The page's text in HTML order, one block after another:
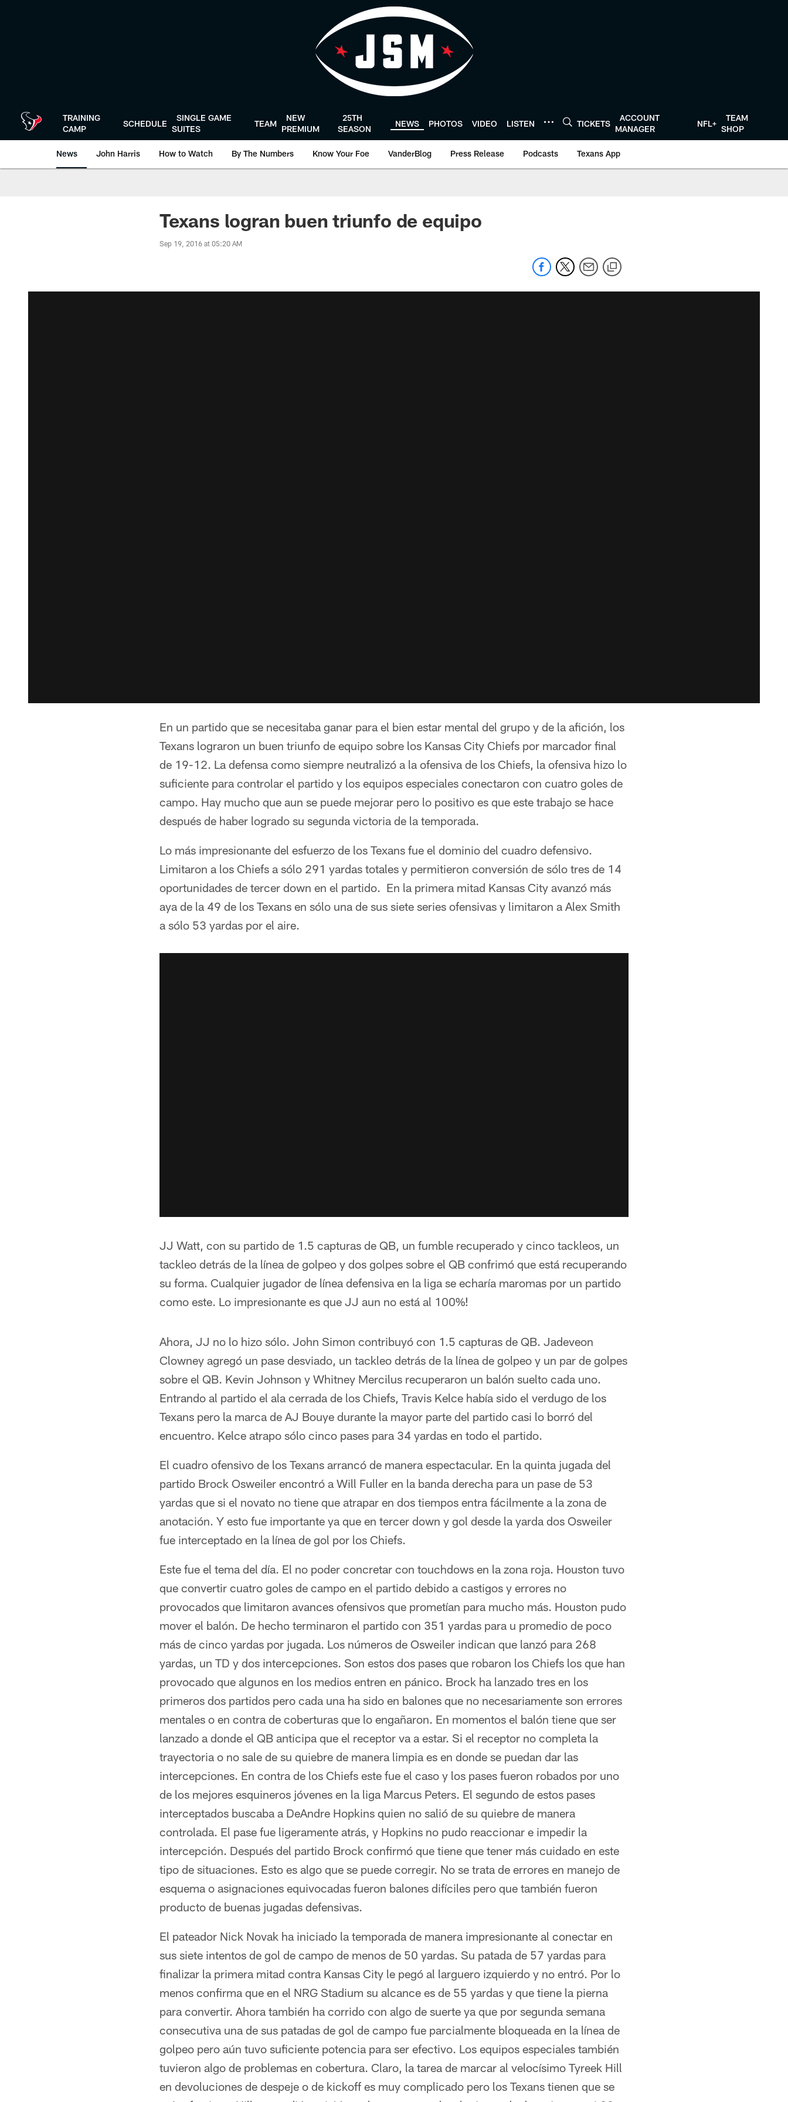
TRAINING
CAMP
SCHEDULE
SINGLE GAME
SUITES
TEAM
NEW
PREMIUM
25TH
SEASON
NEWS PHOTOS VIDEO LISTEN TICKETS
ACCOUNT
MANAGER
NFL+
TEAM
SHOP
News John Harris How to Watch By The Numbers Know Your Foe VanderBlog Press Release Podcasts Texans App
Texans logran buen triunfo de equipo
Sep 19, 2016 at 05:20 AM
En un partido que se necesitaba ganar para el bien estar mental del grupo y de la afición, los
Texans lograron un buen triunfo de equipo sobre los Kansas City Chiefs por marcador final
de 19-12. La defensa como siempre neutralizó a la ofensiva de los Chiefs, la ofensiva hizo lo
suficiente para controlar el partido y los equipos especiales conectaron con cuatro goles de
campo. Hay mucho que aun se puede mejorar pero lo positivo es que este trabajo se hace
después de haber logrado su segunda victoria de la temporada.
Lo más impresionante del esfuerzo de los Texans fue el dominio del cuadro defensivo.
Limitaron a los Chiefs a sólo 291 yardas totales y permitieron conversión de sólo tres de 14
oportunidades de tercer down en el partido. En la primera mitad Kansas City avanzó más
aya de la 49 de los Texans en sólo una de sus siete series ofensivas y limitaron a Alex Smith
a sólo 53 yardas por el aire.
JJ Watt, con su partido de 1.5 capturas de QB, un fumble recuperado y cinco tackleos, un
tackleo detrás de la línea de golpeo y dos golpes sobre el QB confrimó que está recuperando
su forma. Cualquier jugador de línea defensiva en la liga se echaría maromas por un partido
como este. Lo impresionante es que JJ aun no está al 100%!
Ahora, JJ no lo hizo sólo. John Simon contribuyó con 1.5 capturas de QB. Jadeveon
Clowney agregó un pase desviado, un tackleo detrás de la línea de golpeo y un par de golpes
sobre el QB. Kevin Johnson y Whitney Mercilus recuperaron un balón suelto cada uno.
Entrando al partido el ala cerrada de los Chiefs, Travis Kelce había sido el verdugo de los
Texans pero la marca de AJ Bouye durante la mayor parte del partido casi lo borró del
encuentro. Kelce atrapo sólo cinco pases para 34 yardas en todo el partido.
El cuadro ofensivo de los Texans arrancó de manera espectacular. En la quinta jugada del
partido Brock Osweiler encontró a Will Fuller en la banda derecha para un pase de 53
yardas que si el novato no tiene que atrapar en dos tiempos entra fácilmente a la zona de
anotación. Y esto fue importante ya que en tercer down y gol desde la yarda dos Osweiler
fue interceptado en la línea de gol por los Chiefs.
Este fue el tema del día. El no poder concretar con touchdows en la zona roja. Houston tuvo
que convertir cuatro goles de campo en el partido debido a castigos y errores no
provocados que limitaron avances ofensivos que prometían para mucho más. Houston pudo
mover el balón. De hecho terminaron el partido con 351 yardas para u promedio de poco
más de cinco yardas por jugada. Los números de Osweiler indican que lanzó para 268
yardas, un TD y dos intercepciones. Son estos dos pases que robaron los Chiefs los que han
provocado que algunos en los medios entren en pánico. Brock ha lanzado tres en los
primeros dos partidos pero cada una ha sido en balones que no necesariamente son errores
mentales o en contra de coberturas que lo engañaron. En momentos el balón tiene que ser
lanzado a donde el QB anticipa que el receptor va a estar. Si el receptor no completa la
trayectoria o no sale de su quiebre de manera limpia es en donde se puedan dar las
intercepciones. En contra de los Chiefs este fue el caso y los pases fueron robados por uno
de los mejores esquineros jóvenes en la liga Marcus Peters. El segundo de estos pases
interceptados buscaba a DeAndre Hopkins quien no salió de su quiebre de manera
controlada. El pase fue ligeramente atrás, y Hopkins no pudo reaccionar e impedir la
intercepción. Después del partido Brock confirmó que tiene que tener más cuidado en este
tipo de situaciones. Esto es algo que se puede corregir. No se trata de errores en manejo de
esquema o asignaciones equivocadas fueron balones difíciles pero que también fueron
producto de buenas jugadas defensivas.
El pateador Nick Novak ha iniciado la temporada de manera impresionante al conectar en
sus siete intentos de gol de campo de menos de 50 yardas. Su patada de 57 yardas para
finalizar la primera mitad contra Kansas City le pegó al larguero izquierdo y no entró. Por lo
menos confirma que en el NRG Stadium su alcance es de 55 yardas y que tiene la pierna
para convertir. Ahora también ha corrido con algo de suerte ya que por segunda semana
consecutiva una de sus patadas de gol de campo fue parcialmente bloqueada en la línea de
golpeo pero aún tuvo suficiente potencia para ser efectivo. Los equipos especiales también
tuvieron algo de problemas en cobertura. Claro, la tarea de marcar al velocísimo Tyreek Hill
en devoluciones de despeje o de kickoff es muy complicado pero los Texans tienen que se